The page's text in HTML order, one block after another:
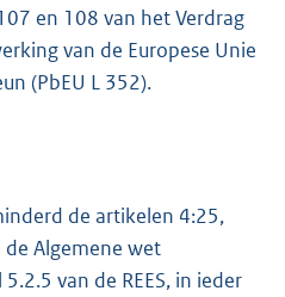
en 108 van het Verdrag
van de Europese Unie
(PbEU L 352).
de artikelen 4:25,
Algemene wet
van de REES, in ieder